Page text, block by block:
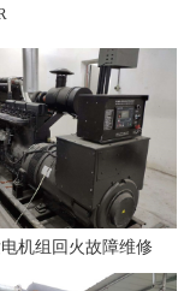
机组回火故障维修